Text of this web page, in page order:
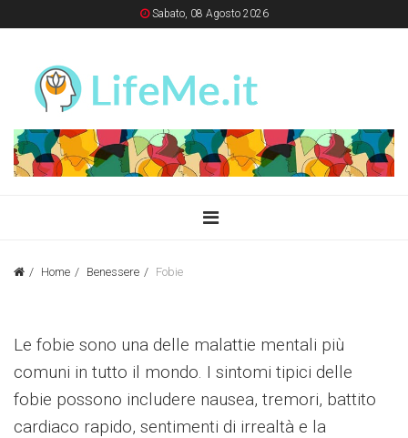
Sabato, 08 Agosto 2026
Home Benessere Fobie
Le fobie sono una delle malattie mentali più
comuni in tutto il mondo. I sintomi tipici delle
fobie possono includere nausea, tremori, battito
cardiaco rapido, sentimenti di irrealtà e la